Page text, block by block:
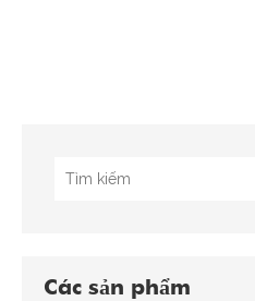
Các sản phẩm